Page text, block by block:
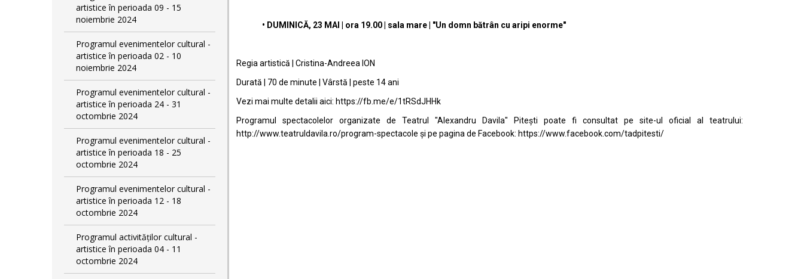
artistice în perioada 09 - 15
noiembrie 2024
Programul evenimentelor cultural -
artistice în perioada 02 - 10
noiembrie 2024
Programul evenimentelor cultural -
artistice în perioada 24 - 31
octombrie 2024
Programul evenimentelor cultural -
artistice în perioada 18 - 25
octombrie 2024
Programul evenimentelor cultural -
artistice în perioada 12 - 18
octombrie 2024
Programul activităților cultural -
artistice în perioada 04 - 11
octombrie 2024
• DUMINICĂ, 23 MAI | ora 19.00 | sala mare | "Un domn bătrân cu aripi enorme"
Regia artistică | Cristina-Andreea ION
Durată | 70 de minute | Vârstă | peste 14 ani
Vezi mai multe detalii aici: https://fb.me/e/1tRSdJHHk
Programul spectacolelor organizate de Teatrul "Alexandru Davila" Pitești poate fi consultat pe site-ul oficial al teatrului:
http://www.teatruldavila.ro/program-spectacole și pe pagina de Facebook: https://www.facebook.com/tadpitesti/